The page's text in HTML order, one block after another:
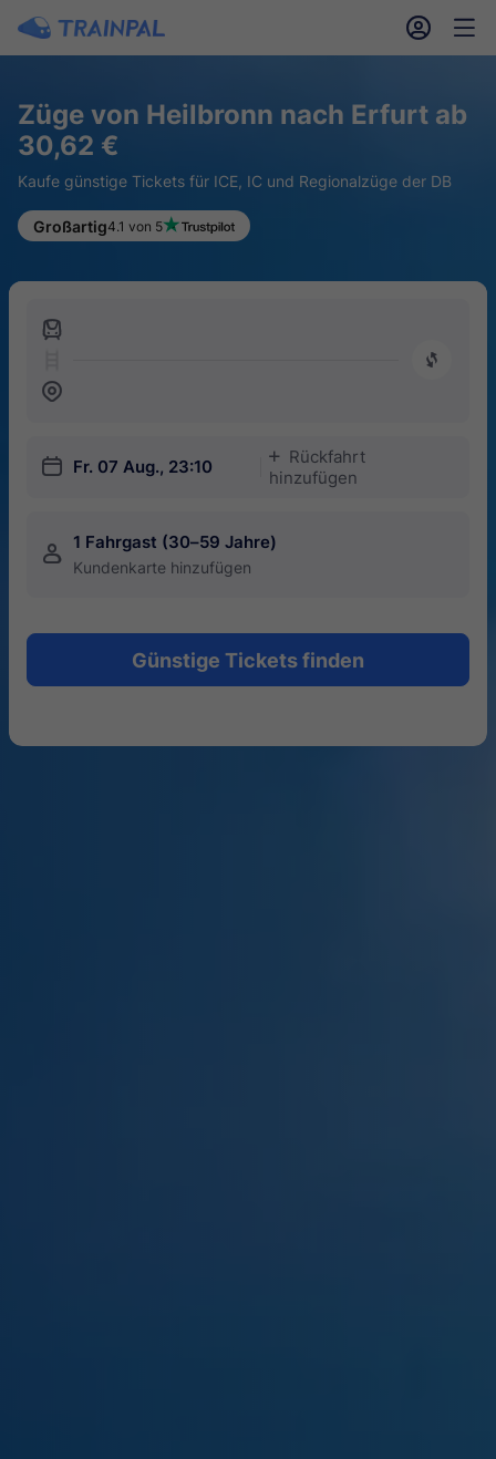
󱎓 󱒨
Züge von Heilbronn nach Erfurt ab
30,62 €
Kaufe günstige Tickets für ICE, IC und Regionalzüge der DB
Großartig4.1 von 5
󱍉
󰿠
󱒣
󱎗 Fr. 07 Aug., 23:10
󱅇
Rückfahrt
hinzufügen
󱍂 1 Fahrgast (30–59 Jahre)
Kundenkarte hinzufügen
Günstige Tickets finden